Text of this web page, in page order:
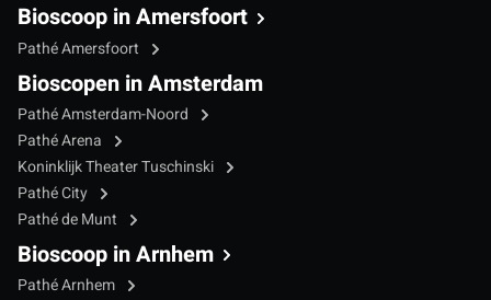
Bioscoop in Amersfoort
Pathé Amersfoort
Bioscopen in Amsterdam
Pathé Amsterdam-Noord
Pathé Arena
Koninklijk Theater Tuschinski
Pathé City
Pathé de Munt
Bioscoop in Arnhem
Pathé Arnhem